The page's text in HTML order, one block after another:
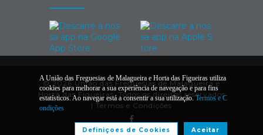
© 2026 União das Freguesias de Malagueira e
Horta das Figueiras. Todos os direitos reservados
| Termos e Condições
A União das Freguesias de Malagueira e Horta das Figueiras utiliza
cookies para melhorar a sua experiência de navegação e para fins
estatísticos. Ao navegar está a consentir a sua utilização.Termos e C
ondições
Aceitar
Definiçoes de Cookies